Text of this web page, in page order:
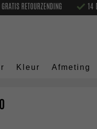
GRATIS RETOURZENDING 14
Kleur Afmeting